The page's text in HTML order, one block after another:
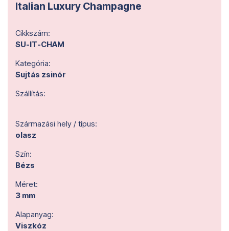
Italian Luxury Champagne
Cikkszám:
SU-IT-CHAM
Kategória:
Sujtás zsinór
Szállítás:
Származási hely / típus:
olasz
Szín:
Bézs
Méret:
3 mm
Alapanyag:
Viszkóz